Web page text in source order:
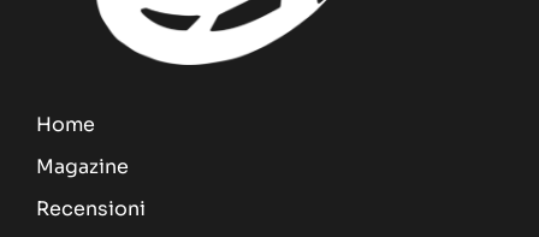
Home
Magazine
Recensioni